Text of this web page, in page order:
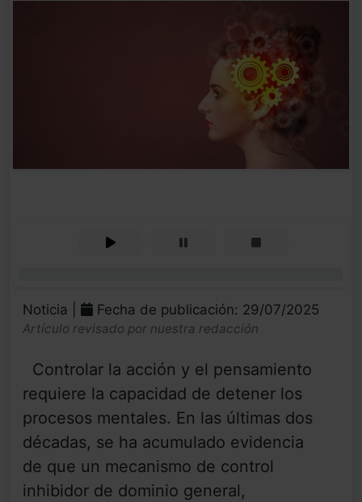
Noticia | Fecha de publicación: 29/07/2025
Artículo revisado por nuestra redacción
Controlar la acción y el pensamiento
requiere la capacidad de detener los
procesos mentales. En las últimas dos
décadas, se ha acumulado evidencia
de que un mecanismo de control
inhibidor de dominio general,